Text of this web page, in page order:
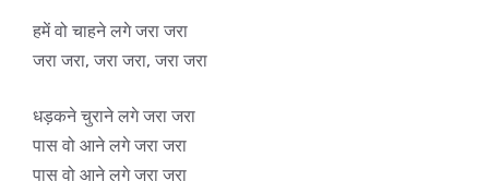
हमें वो चाहने लगे जरा जरा
जरा जरा, जरा जरा, जरा जरा
धड़कने चुराने लगे जरा जरा
पास वो आने लगे जरा जरा
पास वो आने लगे जरा जरा